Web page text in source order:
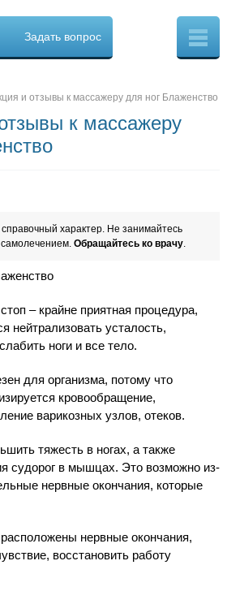
Задать вопрос
и отзывы к массажеру для ног Блаженство
к массажеру
характер. Не занимайтесь
самолечением. Обращайтесь ко врачу.
– крайне приятная процедура,
нейтрализовать усталость,
ноги и все тело.
для организма, потому что
кровообращение,
варикозных узлов, отеков.
тяжесть в ногах, а также
судорог в мышцах. Это возможно из-
нервные окончания, которые
нервные окончания,
восстановить работу